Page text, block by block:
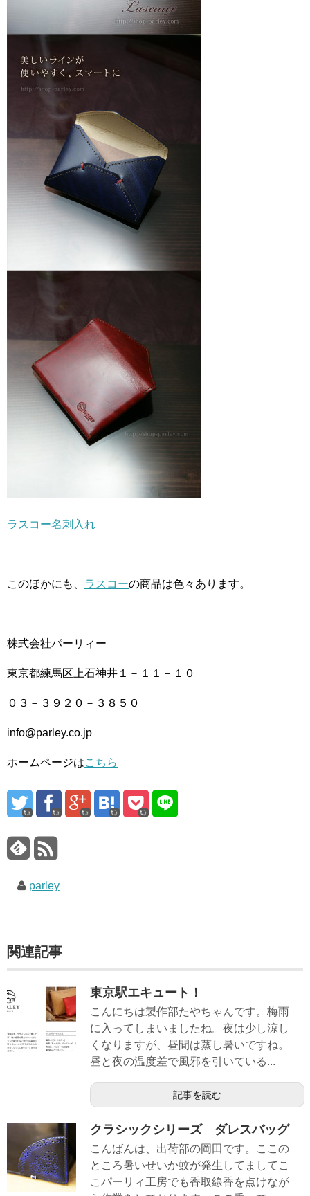
ラスコー名刺入れ
このほかにも、 ラスコーの商品は色々あります。
株式会社パーリィー
東京都練馬区上石神井１－１１－１０
０３－３９２０－３８５０
info@parley.co.jp
ホームページはこちら
parley
関連記事
東京駅エキュート！
こんにちは製作部たやちゃんです。梅雨
に入ってしまいましたね。夜は少し涼し
くなりますが、昼間は蒸し暑いですね。
昼と夜の温度差で風邪を引いている...
記事を読む
クラシックシリーズ ダレスバッグ
こんばんは、出荷部の岡田です。ここの
ところ暑いせいか蚊が発生してましてこ
こパーリィ工房でも香取線香を点けなが